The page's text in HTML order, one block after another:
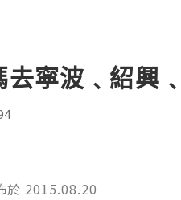
去寜波﹑紹興
於 2015.08.20